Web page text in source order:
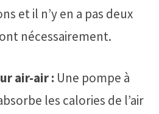
et il n’y en a pas deux
nécessairement.
air-air ‍: Une pompe à
les calories de l’air